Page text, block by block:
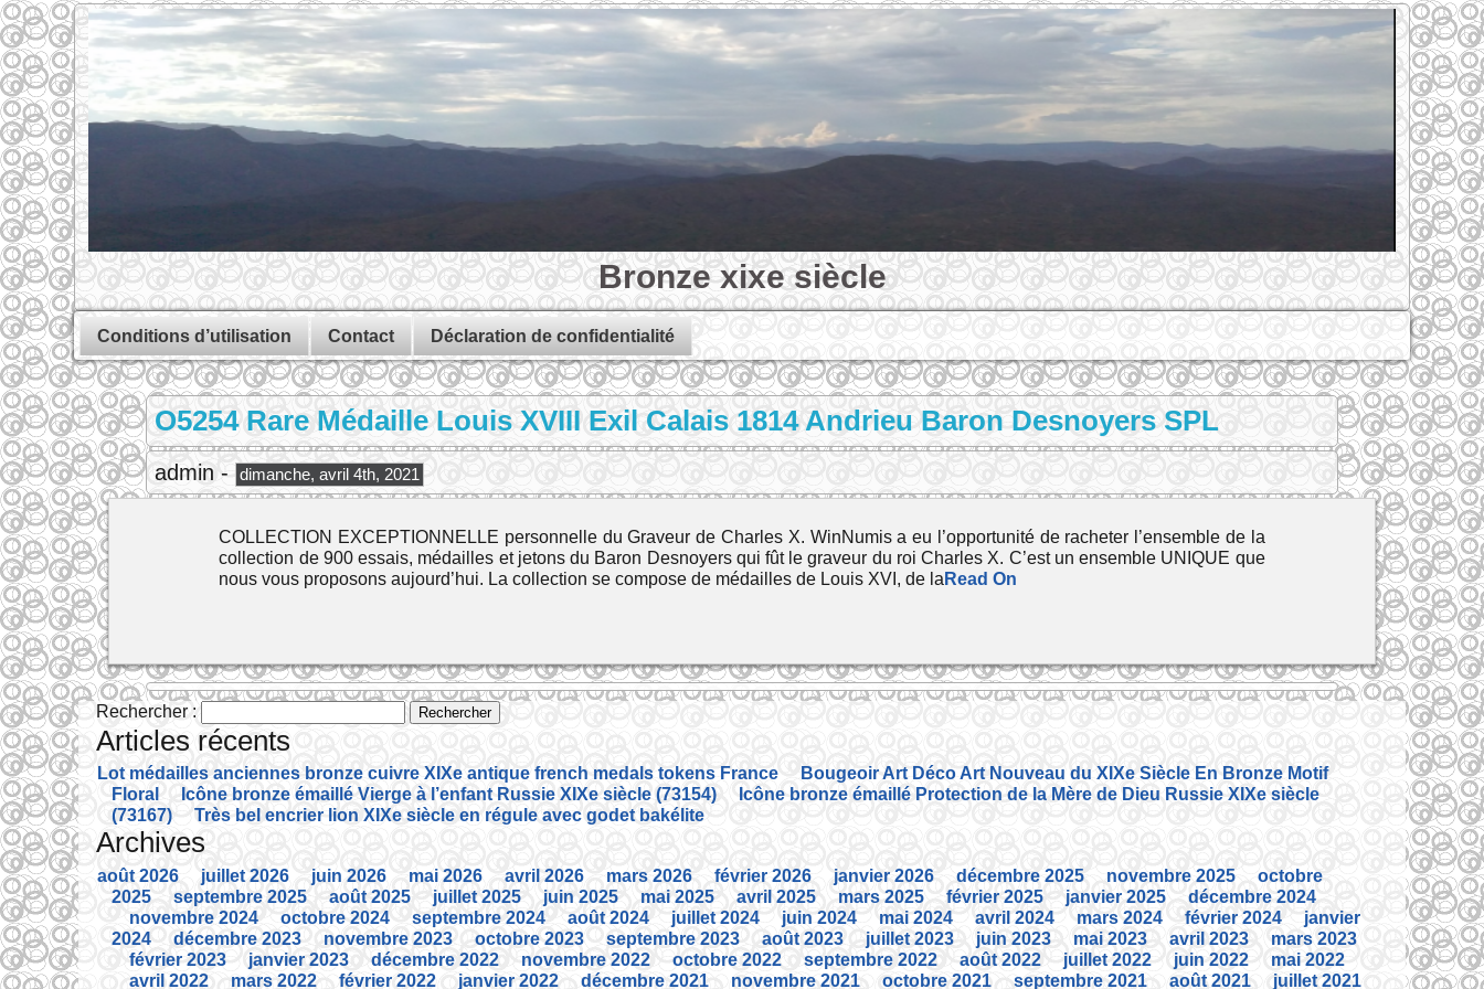
Bronze xixe siècle
Conditions d’utilisation Contact Déclaration de confidentialité
O5254 Rare Médaille Louis XVIII Exil Calais 1814 Andrieu Baron Desnoyers SPL
admin - dimanche, avril 4th, 2021
COLLECTION EXCEPTIONNELLE personnelle du Graveur de Charles X. WinNumis a eu l’opportunité de racheter l’ensemble de la
collection de 900 essais, médailles et jetons du Baron Desnoyers qui fût le graveur du roi Charles X. C’est un ensemble UNIQUE que
nous vous proposons aujourd’hui. La collection se compose de médailles de Louis XVI, de la Read On
Rechercher :
Articles récents
Lot médailles anciennes bronze cuivre XIXe antique french medals tokens France
Bougeoir Art Déco Art Nouveau du XIXe Siècle En Bronze Motif
Floral
Icône bronze émaillé Vierge à l’enfant Russie XIXe siècle (73154)
Icône bronze émaillé Protection de la Mère de Dieu Russie XIXe siècle
(73167)
Très bel encrier lion XIXe siècle en régule avec godet bakélite
Archives
août 2026 juillet 2026 juin 2026 mai 2026 avril 2026 mars 2026 février 2026 janvier 2026 décembre 2025 novembre 2025
octobre
2025
septembre 2025 août 2025 juillet 2025 juin 2025 mai 2025 avril 2025 mars 2025 février 2025 janvier 2025
décembre 2024
novembre 2024
octobre 2024 septembre 2024 août 2024 juillet 2024 juin 2024 mai 2024 avril 2024 mars 2024 février 2024
janvier
2024
décembre 2023 novembre 2023 octobre 2023 septembre 2023 août 2023 juillet 2023 juin 2023 mai 2023 avril 2023
mars 2023
février 2023
janvier 2023 décembre 2022 novembre 2022 octobre 2022 septembre 2022 août 2022 juillet 2022 juin 2022
mai 2022
avril 2022
mars 2022 février 2022 janvier 2022 décembre 2021 novembre 2021 octobre 2021 septembre 2021 août 2021 juillet 2021